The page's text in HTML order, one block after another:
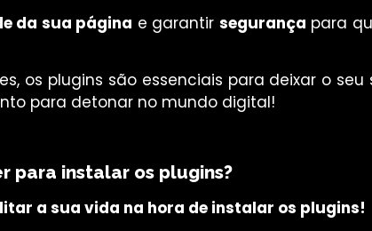
da sua página e garantir segurança para
os plugins são essenciais para deixar o seu
para detonar no mundo digital!
para instalar os plugins?
a sua vida na hora de instalar os plugins!